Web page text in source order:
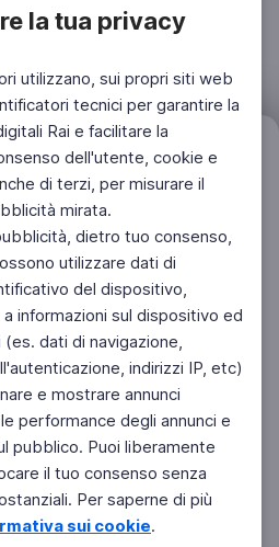
la tua privacy
utilizzano, sui propri siti web
tecnici per garantire la
Rai e facilitare la
dell'utente, cookie e
di terzi, per misurare il
mirata.
dietro tuo consenso,
utilizzare dati di
del dispositivo,
informazioni sul dispositivo ed
dati di navigazione,
indirizzi IP, etc)
e mostrare annunci
performance degli annunci e
pubblico. Puoi liberamente
il tuo consenso senza
Per saperne di più
sui cookie.
Azzera